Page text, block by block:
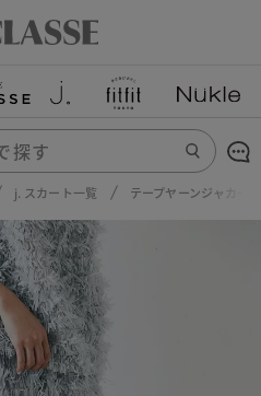
j. スカート一覧 テープヤーンジャカー